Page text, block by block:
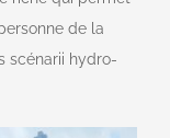
de la
scénarii hydro-